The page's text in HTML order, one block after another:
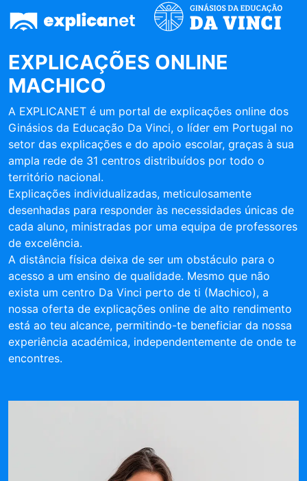
EXPLICAÇÕES ONLINE
MACHICO
A EXPLICANET é um portal de explicações online dos
Ginásios da Educação Da Vinci, o líder em Portugal no
setor das explicações e do apoio escolar, graças à sua
ampla rede de 31 centros distribuídos por todo o
território nacional.
Explicações individualizadas, meticulosamente
desenhadas para responder às necessidades únicas de
cada aluno, ministradas por uma equipa de professores
de excelência.
A distância física deixa de ser um obstáculo para o
acesso a um ensino de qualidade. Mesmo que não
exista um centro Da Vinci perto de ti (Machico), a
nossa oferta de explicações online de alto rendimento
está ao teu alcance, permitindo-te beneficiar da nossa
experiência académica, independentemente de onde te
encontres.